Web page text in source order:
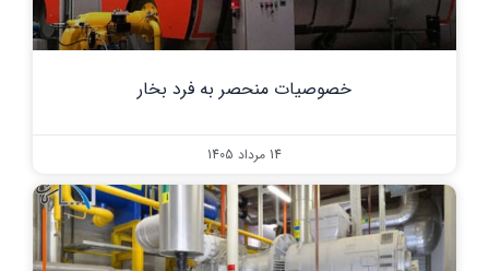
خصوصیات منحصر به فرد بخار
14 مرداد 1405